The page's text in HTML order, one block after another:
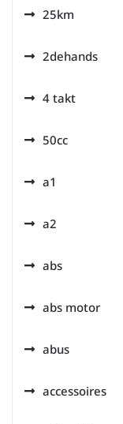
25km
2dehands
4 takt
50cc
a1
a2
abs
abs motor
abus
accessoires